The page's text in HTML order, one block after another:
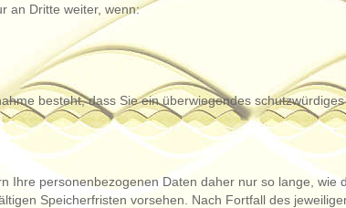
an Dritte weiter, wenn:
besteht, dass Sie ein überwiegendes
personenbezogenen Daten daher nur so lange, wie
Speicherfristen vorsehen. Nach Fortfall des